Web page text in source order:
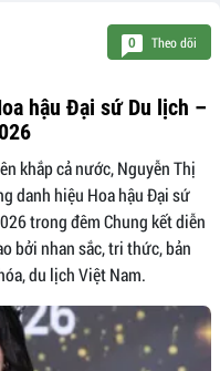
0 Theo dõi
hậu Đại sứ Du lịch –
khắp cả nước, Nguyễn Thị
danh hiệu Hoa hậu Đại sứ
trong đêm Chung kết diễn
bởi nhan sắc, tri thức, bản
du lịch Việt Nam.